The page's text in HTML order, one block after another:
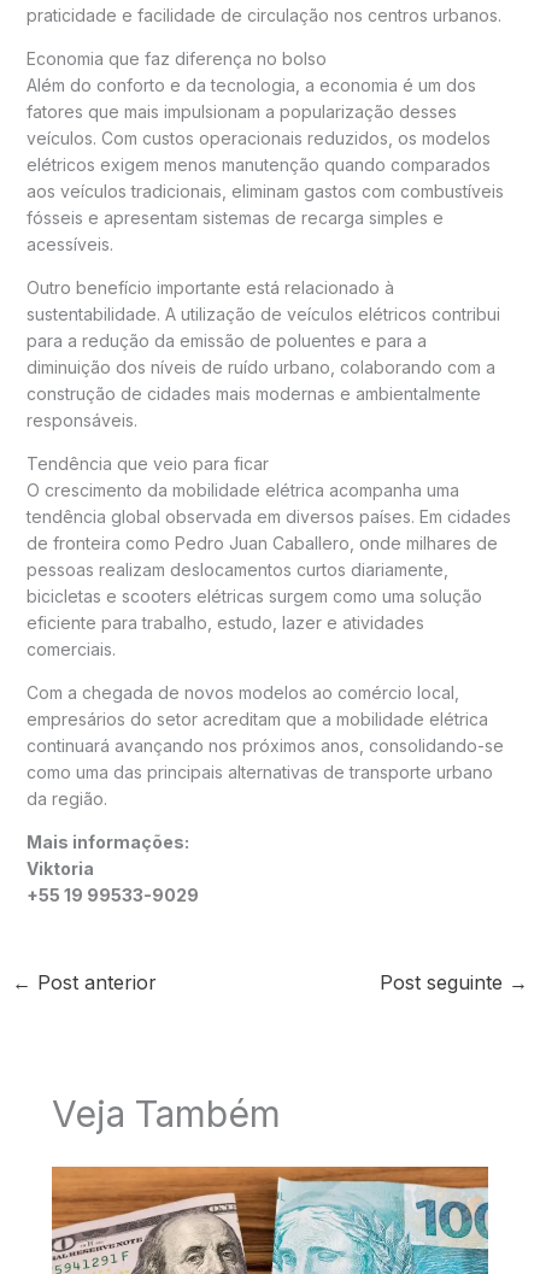
praticidade e facilidade de circulação nos centros urbanos.
Economia que faz diferença no bolso
Além do conforto e da tecnologia, a economia é um dos
fatores que mais impulsionam a popularização desses
veículos. Com custos operacionais reduzidos, os modelos
elétricos exigem menos manutenção quando comparados
aos veículos tradicionais, eliminam gastos com combustíveis
fósseis e apresentam sistemas de recarga simples e
acessíveis.
Outro benefício importante está relacionado à
sustentabilidade. A utilização de veículos elétricos contribui
para a redução da emissão de poluentes e para a
diminuição dos níveis de ruído urbano, colaborando com a
construção de cidades mais modernas e ambientalmente
responsáveis.
Tendência que veio para ficar
O crescimento da mobilidade elétrica acompanha uma
tendência global observada em diversos países. Em cidades
de fronteira como Pedro Juan Caballero, onde milhares de
pessoas realizam deslocamentos curtos diariamente,
bicicletas e scooters elétricas surgem como uma solução
eficiente para trabalho, estudo, lazer e atividades
comerciais.
Com a chegada de novos modelos ao comércio local,
empresários do setor acreditam que a mobilidade elétrica
continuará avançando nos próximos anos, consolidando-se
como uma das principais alternativas de transporte urbano
da região.
Mais informações:
Viktoria
+55 19 99533-9029
← Post anterior Post seguinte →
Veja Também